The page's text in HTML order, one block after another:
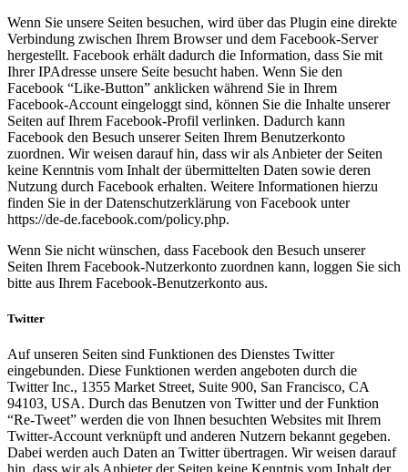
Wenn Sie unsere Seiten besuchen, wird über das Plugin eine direkte
Verbindung zwischen Ihrem Browser und dem Facebook-Server
hergestellt. Facebook erhält dadurch die Information, dass Sie mit
Ihrer IPAdresse unsere Seite besucht haben. Wenn Sie den
Facebook “Like-Button” anklicken während Sie in Ihrem
Facebook-Account eingeloggt sind, können Sie die Inhalte unserer
Seiten auf Ihrem Facebook-Profil verlinken. Dadurch kann
Facebook den Besuch unserer Seiten Ihrem Benutzerkonto
zuordnen. Wir weisen darauf hin, dass wir als Anbieter der Seiten
keine Kenntnis vom Inhalt der übermittelten Daten sowie deren
Nutzung durch Facebook erhalten. Weitere Informationen hierzu
finden Sie in der Datenschutzerklärung von Facebook unter
https://de-de.facebook.com/policy.php.
Wenn Sie nicht wünschen, dass Facebook den Besuch unserer
Seiten Ihrem Facebook-Nutzerkonto zuordnen kann, loggen Sie sich
bitte aus Ihrem Facebook-Benutzerkonto aus.
Twitter
Auf unseren Seiten sind Funktionen des Dienstes Twitter
eingebunden. Diese Funktionen werden angeboten durch die
Twitter Inc., 1355 Market Street, Suite 900, San Francisco, CA
94103, USA. Durch das Benutzen von Twitter und der Funktion
“Re-Tweet” werden die von Ihnen besuchten Websites mit Ihrem
Twitter-Account verknüpft und anderen Nutzern bekannt gegeben.
Dabei werden auch Daten an Twitter übertragen. Wir weisen darauf